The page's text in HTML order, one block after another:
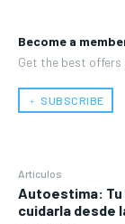
Become a
Get the best
﹢ SUBSCRIBE
Artículos
Autoestima: Tu
cuidarla desde